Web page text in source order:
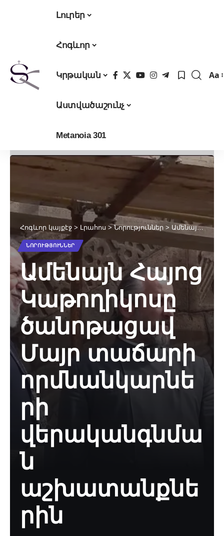
Լուրեր
Հոգևոր
Կրթական
Աստվածաշունչ
Metanoia 301
Aa
Հոգևոր կայքէջ > Լրահոս >Նորություններ > Ամենայն Հայոց Կաթողիկոսը ծանոթացավ Մայր տաճարի որմնանկարների վերականգնման աշխատանքներին
ՆՈՐՈՒԹՅՈՒՆՆԵՐ
Ամենայն Հայոց
Կաթողիկոսը
ծանոթացավ
Մայր տաճարի
որմնանկարնե
րի
վերականգնմա
ն
աշխատանքնե
րին